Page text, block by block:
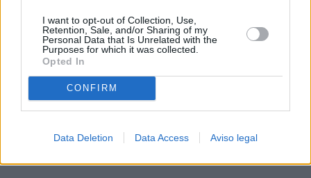
I want to opt-out of Collection, Use,
Retention, Sale, and/or Sharing of my
Personal Data that Is Unrelated with the
Purposes for which it was collected.
Opted In
CONFIRM
Data Deletion Data Access Aviso legal